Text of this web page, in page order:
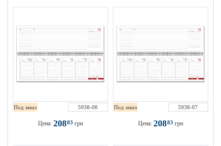
Под заказ 5938-08
Цена: 20883 грн
Под заказ 5938-07
Цена: 20883 грн